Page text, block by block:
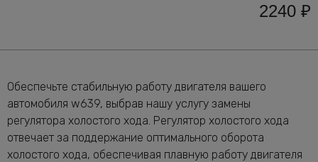
2240 ₽
Обеспечьте стабильную работу двигателя вашего
автомобиля w639, выбрав нашу услугу замены
регулятора холостого хода. Регулятор холостого хода
отвечает за поддержание оптимального оборота
холостого хода, обеспечивая плавную работу двигателя